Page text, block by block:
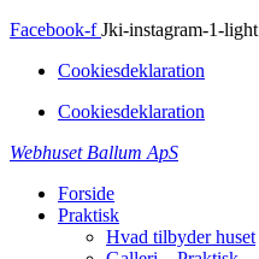
Facebook-f Jki-instagram-1-light
Cookiesdeklaration
Cookiesdeklaration
Webhuset Ballum ApS
Forside
Praktisk
Hvad tilbyder huset